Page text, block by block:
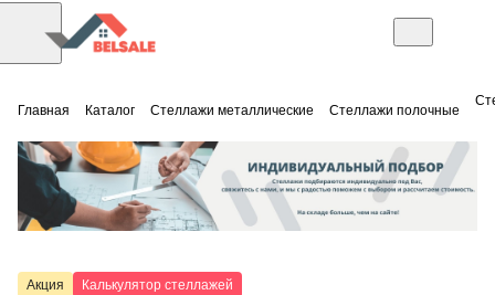
Главная Каталог Стеллажи металлические Стеллажи полочные
Акция Калькулятор стеллажей